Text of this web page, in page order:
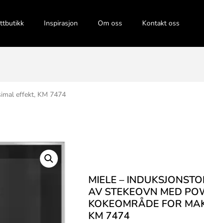
Inspirasjon Om oss Kontakt oss
effekt, KM 7474
MIELE –
AV STEKEOVN MED
KOKEOMRÅDE FOR
KM 7474